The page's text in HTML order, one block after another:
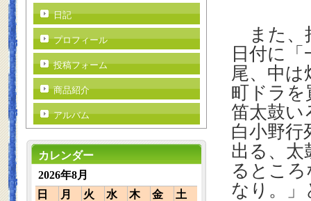
また、
日付に
尾、中は
町ドラを
笛太鼓い
白小野行
出る、太
るとこ
なり。」
日記
プロフィール
投稿フォーム
商品紹介
アルバム
カレンダー
2026年8月
日
月 火 水 木 金
土